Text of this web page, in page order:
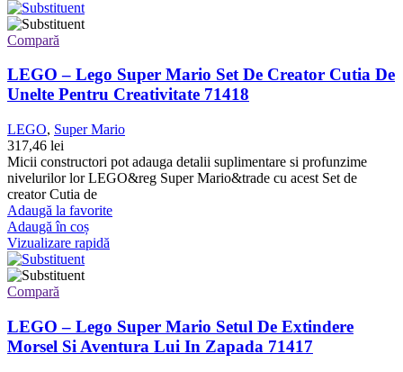
Compară
LEGO – Lego Super Mario Set De Creator Cutia De
Unelte Pentru Creativitate 71418
LEGO, Super Mario
317,46 lei
Micii constructori pot adauga detalii suplimentare si profunzime
nivelurilor lor LEGO&reg Super Mario&trade cu acest Set de
creator Cutia de
Adaugă la favorite
Adaugă în coș
Vizualizare rapidă
Compară
LEGO – Lego Super Mario Setul De Extindere
Morsel Si Aventura Lui In Zapada 71417